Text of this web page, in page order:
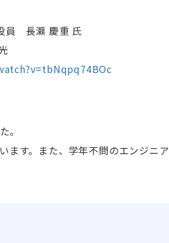
員 長瀬 慶重 氏
。
ます。また、学年不問のエンジニア